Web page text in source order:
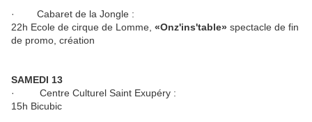
· Cabaret de la Jongle :
22h Ecole de cirque de Lomme, «Onz'ins'table» spectacle de fin
de promo, création
SAMEDI 13
· Centre Culturel Saint Exupéry :
15h Bicubic